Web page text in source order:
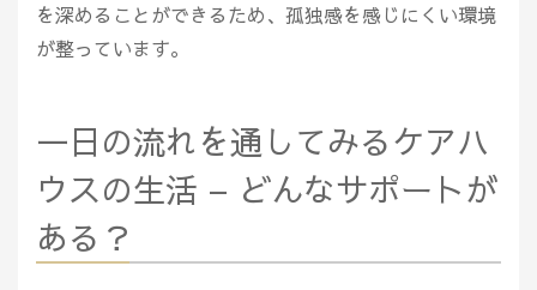
を深めることができるため、孤独感を感じにくい環境
が整っています。
一日の流れを通してみるケアハ
ウスの生活 – どんなサポートが
ある？